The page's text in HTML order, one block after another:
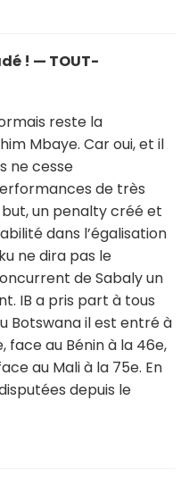
! — TOUT-
reste la
Mbaye. Car oui, et il
ne cesse
de très
un penalty créé et
dans l’égalisation
ne dira pas le
de Sabaly un
IB a pris part à tous
Botswana il est entré à
face au Bénin à la 46e,
au Mali à la 75e. En
depuis le